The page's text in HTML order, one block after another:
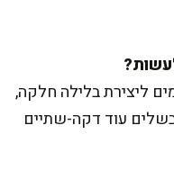
ליצירת בלילה חלקה,
עוד דקה-שתיים